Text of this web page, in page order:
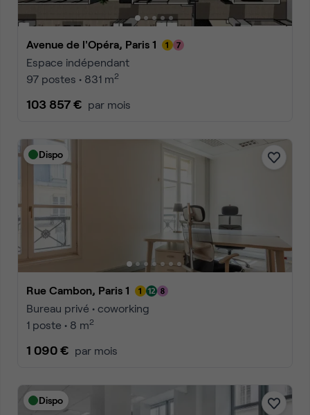
Avenue de l'Opéra, Paris 1
Espace indépendant
97 postes • 831 m2
103 857 € par mois
Dispo
Rue Cambon, Paris 1
Bureau privé • coworking
1 poste • 8 m2
1 090 € par mois
Dispo